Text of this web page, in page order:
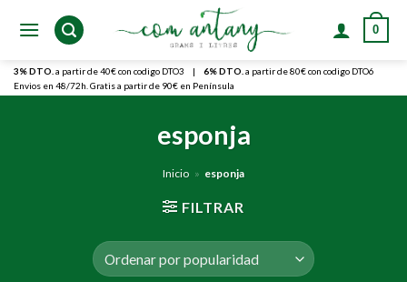
0
3% DTO. a partir de 40€ con codigo DTO3 | 6% DTO. a partir de 80€ con codigo DTO6
Envios en 48/72h. Gratis a partir de 90€ en Península
esponja
Inicio » esponja
FILTRAR